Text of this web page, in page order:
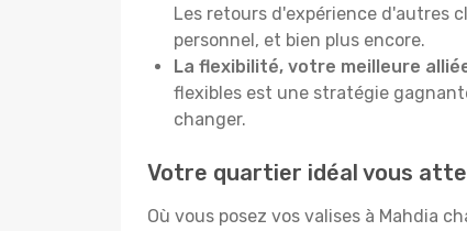
Les retours d'expérience d'autres
personnel, et bien plus encore.
La flexibilité, votre meilleure
flexibles est une stratégie
changer.
Votre quartier idéal vous
Où vous posez vos valises à Mahdia